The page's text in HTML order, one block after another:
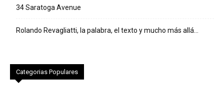
34 Saratoga Avenue
Rolando Revagliatti, la palabra, el texto y mucho más allá…
Categorias Populares